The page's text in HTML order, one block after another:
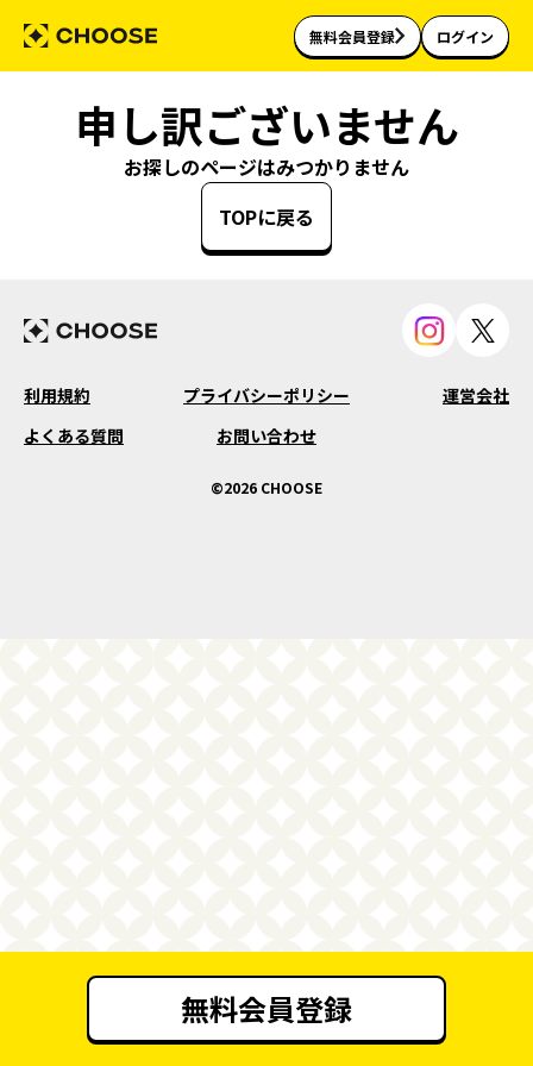
無料会員登録 ログイン
申し訳ございません
お探しのページはみつかりません
TOPに戻る
利用規約 プライバシーポリシー
運営会社
よくある質問
お問い合わせ
©2026 CHOOSE
無料会員登録